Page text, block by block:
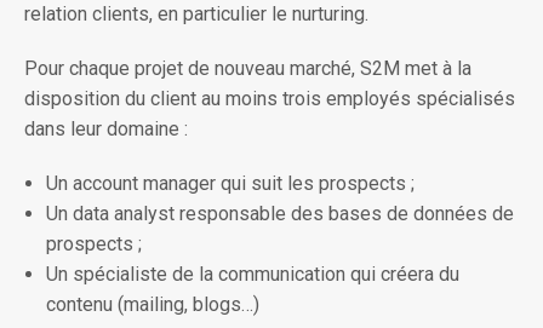
relation clients, en particulier le nurturing.
Pour chaque projet de nouveau marché, S2M met à la
disposition du client au moins trois employés spécialisés
dans leur domaine :
Un account manager qui suit les prospects ;
Un data analyst responsable des bases de données de
prospects ;
Un spécialiste de la communication qui créera du
contenu (mailing, blogs…)